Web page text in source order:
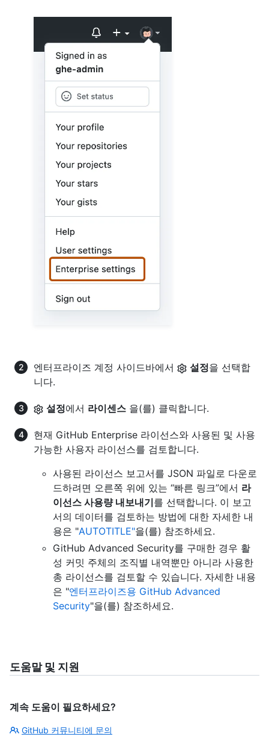
엔터프라이즈 계정 사이드바에서 설정을 선택합
니다.
설정에서 라이센스 을(를) 클릭합니다.
현재 GitHub Enterprise 라이선스와 사용된 및 사용
가능한 사용자 라이선스를 검토합니다.
사용된 라이선스 보고서를 JSON 파일로 다운로
드하려면 오른쪽 위에 있는 “빠른 링크”에서 라
이선스 사용량 내보내기를 선택합니다. 이 보고
서의 데이터를 검토하는 방법에 대한 자세한 내
용은 "AUTOTITLE"을(를) 참조하세요.
GitHub Advanced Security를 구매한 경우 활
성 커밋 주체의 조직별 내역뿐만 아니라 사용한
총 라이선스를 검토할 수 있습니다. 자세한 내용
은 "엔터프라이즈용 GitHub Advanced
Security"을(를) 참조하세요.
도움말 및 지원
계속 도움이 필요하세요?
GitHub 커뮤니티에 문의